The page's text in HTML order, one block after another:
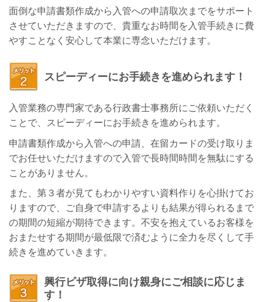
面倒な申請書類作成から入管への申請取次までをサポート
させていただきますので、貴重なお時間を入管手続きに費
やすことなく安心して本業に専念いただけます。
スピーディーにお手続きを進められます！
入管業務の専門家である行政書士事務所にご依頼いただく
ことで、スピーディーにお手続きを進められます。
申請書類作成から入管への申請、在留カードの受け取りま
でお任せいただけますので入管で長時間時間を無駄にする
ことがありません。
また、第３者が見てもわかりやすい資料作りを心掛けてお
りますので、ご自身で申請するよりも結果が得られるまで
の期間の短縮が期待できます。不安を抱えているお客様を
おまたせする期間が最低限で済むように全力を尽くして手
続きを進めていきます。
興行ビザ取得に向け親身にご相談に応じま
す！